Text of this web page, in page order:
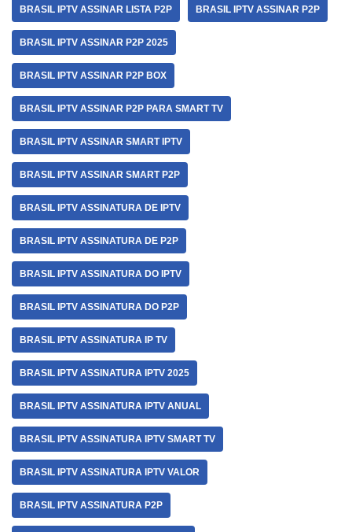
BRASIL IPTV ASSINAR LISTA P2P BRASIL IPTV ASSINAR P2P
BRASIL IPTV ASSINAR P2P 2025
BRASIL IPTV ASSINAR P2P BOX
BRASIL IPTV ASSINAR P2P PARA SMART TV
BRASIL IPTV ASSINAR SMART IPTV
BRASIL IPTV ASSINAR SMART P2P
BRASIL IPTV ASSINATURA DE IPTV
BRASIL IPTV ASSINATURA DE P2P
BRASIL IPTV ASSINATURA DO IPTV
BRASIL IPTV ASSINATURA DO P2P
BRASIL IPTV ASSINATURA IP TV
BRASIL IPTV ASSINATURA IPTV 2025
BRASIL IPTV ASSINATURA IPTV ANUAL
BRASIL IPTV ASSINATURA IPTV SMART TV
BRASIL IPTV ASSINATURA IPTV VALOR
BRASIL IPTV ASSINATURA P2P